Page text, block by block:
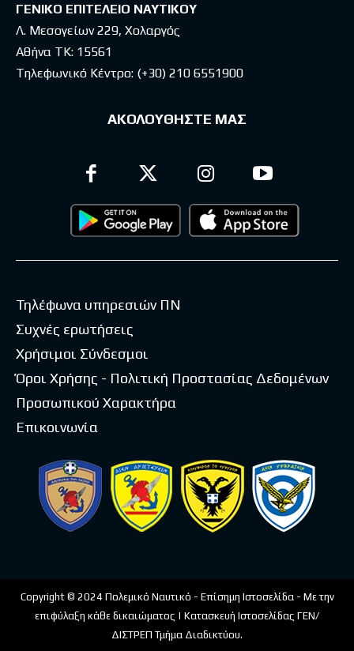
ΓΕΝΙΚΟ ΕΠΙΤΕΛΕΙΟ ΝΑΥΤΙΚΟΥ
Λ. Μεσογείων 229, Χολαργός
Αθήνα ΤΚ: 15561
Τηλεφωνικό Κέντρο: (+30) 210 6551900
ΑΚΟΛΟΥΘΗΣΤΕ ΜΑΣ
Τηλέφωνα υπηρεσιών ΠΝ
Συχνές ερωτήσεις
Χρήσιμοι Σύνδεσμοι
Όροι Χρήσης - Πολιτική Προστασίας Δεδομένων
Προσωπικού Χαρακτήρα
Επικοινωνία
Copyright © 2024 Πολεμικό Ναυτικό - Επίσημη Ιστοσελίδα - Με την
επιφύλαξη κάθε δικαιώματος | Κατασκευή Ιστοσελίδας ΓΕΝ/
ΔΙΣΤΡΕΠ Τμήμα Διαδικτύου.